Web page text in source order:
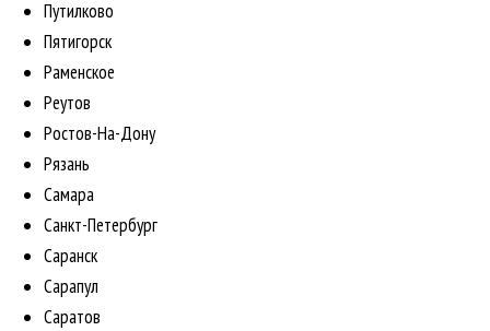
Путилково
Пятигорск
Раменское
Реутов
Ростов-На-Дону
Рязань
Самара
Санкт-Петербург
Саранск
Сарапул
Саратов